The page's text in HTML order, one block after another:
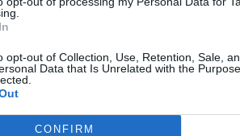
opt-out of Collection, Use, Retention, Sale,
Data that Is Unrelated with the
CONFIRM
εὐλογίες»
επιτυχόντες]